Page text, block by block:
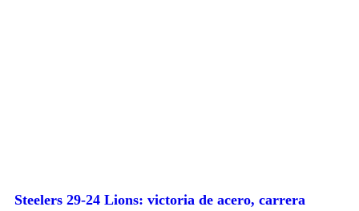
Steelers 29-24 Lions: victoria de acero, carrera